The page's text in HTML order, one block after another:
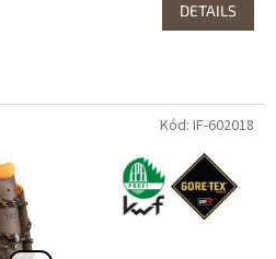
DETAILS
Kód: IF-602018